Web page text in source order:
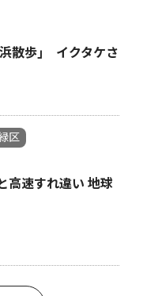
散歩｣ イクタケさ
区
高速すれ違い 地球